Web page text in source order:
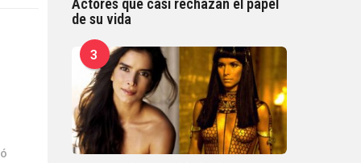
Actores que casi rechazan el papel
de su vida
3